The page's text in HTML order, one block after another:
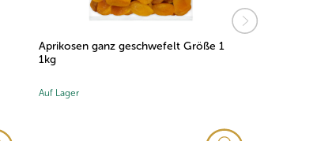
Aprikosen ganz geschwefelt Größe 1
1kg
Auf Lager